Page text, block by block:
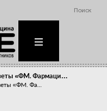
Поиск
«ФМ. Фармаци…
«ФМ. Фа...